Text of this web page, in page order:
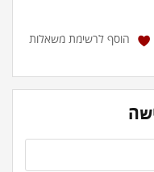
הוסף לרשימת משאלות